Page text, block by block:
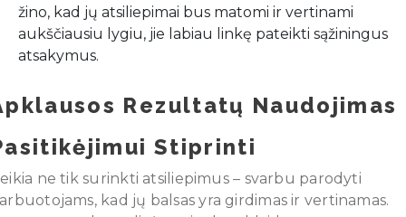
žino, kad jų atsiliepimai bus matomi ir vertinami
aukščiausiu lygiu, jie labiau linkę pateikti sąžiningus
atsakymus.
Rezultatų Naudojimas
Stiprinti
ne tik surinkti atsiliepimus – svarbu parodyti
kad jų balsas yra girdimas ir vertinamas.